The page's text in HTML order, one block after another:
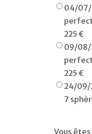
04/07/
225 €
09/08/
225 €
24/09/
7
Vous êtes